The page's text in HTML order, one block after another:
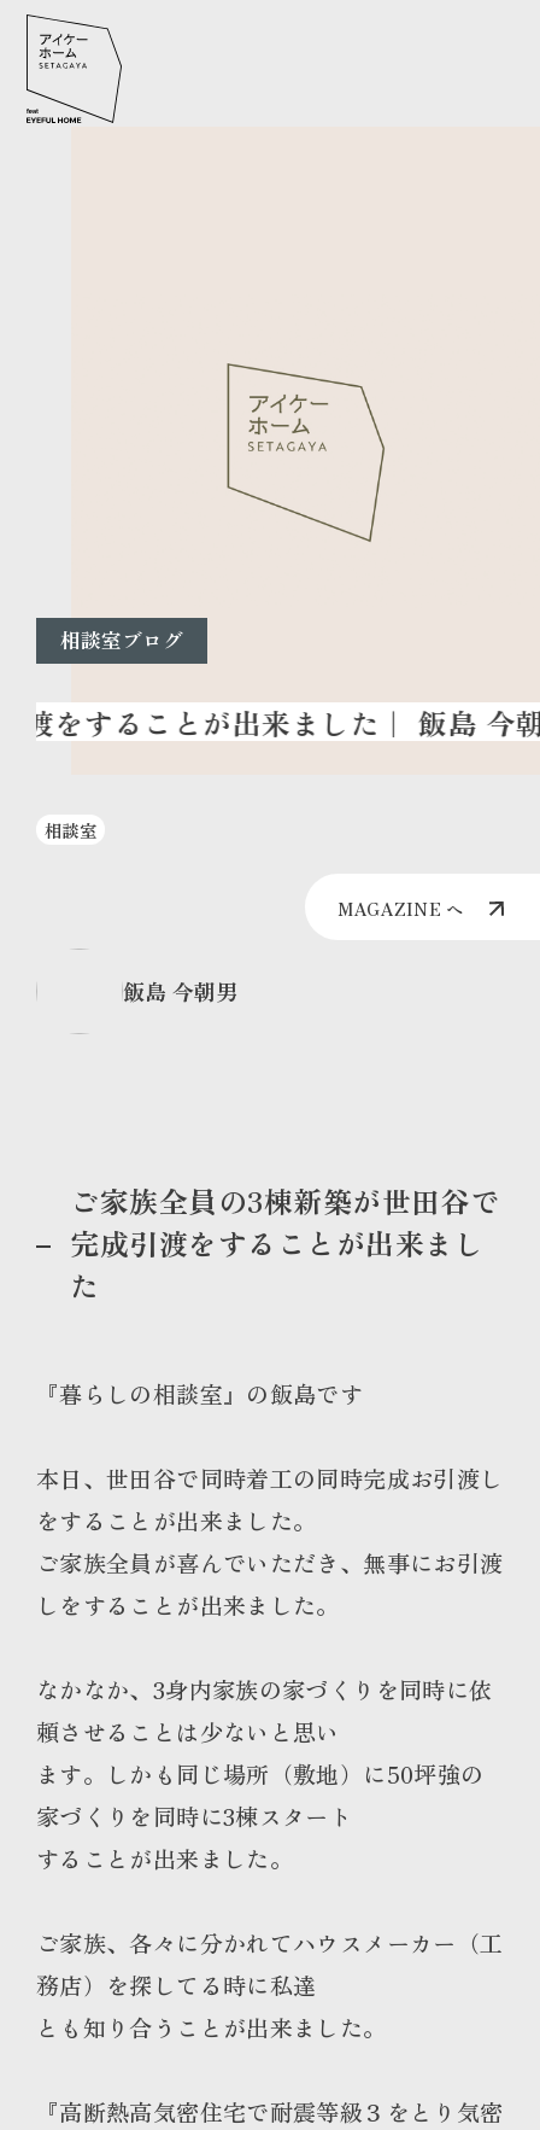
相談室ブログ
相談室
MAGAZINE へ
飯島 今朝男
ご家族全員の3棟新築が世田谷で
完成引渡をすることが出来まし
た
『暮らしの相談室』の飯島です
本日、世田谷で同時着工の同時完成お引渡し
をすることが出来ました。
ご家族全員が喜んでいただき、無事にお引渡
しをすることが出来ました。
なかなか、3身内家族の家づくりを同時に依
頼させることは少ないと思い
ます。しかも同じ場所（敷地）に50坪強の
家づくりを同時に3棟スタート
することが出来ました。
ご家族、各々に分かれてハウスメーカー（工
務店）を探してる時に私達
とも知り合うことが出来ました。
『高断熱高気密住宅で耐震等級３をとり気密